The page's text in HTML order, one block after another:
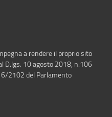
a rendere il proprio sito
D.lgs. 10 agosto 2018, n.106
2102 del Parlamento